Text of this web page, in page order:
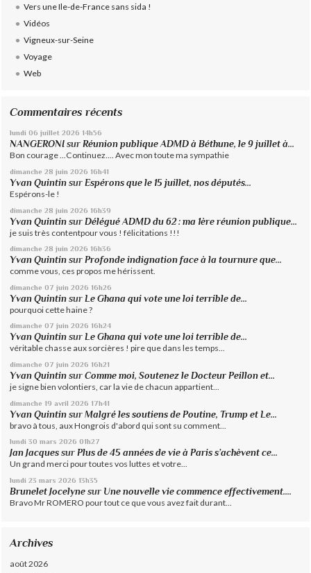
Vers une Ile-de-France sans sida !
Vidéos
Vigneux-sur-Seine
Voyage
Web
Commentaires récents
lundi 06 juillet 2026 14h56
NANGERONI surRéunion publique ADMD à Béthune, le 9 juillet à...
Bon courage ...Continuez.... Avec mon toute ma sympathie
dimanche 28 juin 2026 16h41
Yvan Quintin surEspérons que le 15 juillet, nos députés...
Espérons-le !
dimanche 28 juin 2026 16h39
Yvan Quintin surDélégué ADMD du 62 : ma 1ère réunion publique...
je suis très contentpour vous ! félicitations !!!
dimanche 28 juin 2026 16h36
Yvan Quintin surProfonde indignation face à la tournure que...
comme vous, ces propos me hérissent.
dimanche 07 juin 2026 16h26
Yvan Quintin sur Le Ghana qui vote une loi terrible de...
pourquoi cette haine ?
dimanche 07 juin 2026 16h24
Yvan Quintin surLe Ghana qui vote une loi terrible de...
véritable chasse aux sorcières ! pire que dans les temps...
dimanche 07 juin 2026 16h21
Yvan Quintin surComme moi, Soutenez le Docteur Peillon et...
je signe bien volontiers, car la vie de chacun appartient...
dimanche 19 avril 2026 17h41
Yvan Quintin surMalgré les soutiens de Poutine, Trump et Le...
bravo à tous, aux Hongrois d'abord qui sont su comment...
lundi 30 mars 2026 01h27
Jan Jacques surPlus de 45 années de vie à Paris s’achèvent ce...
Un grand merci pour toutes vos luttes et votre...
lundi 23 mars 2026 13h35
Brunelet Jocelyne sur Une nouvelle vie commence effectivement....
Bravo Mr ROMERO pour tout ce que vous avez fait durant...
Archives
août 2026